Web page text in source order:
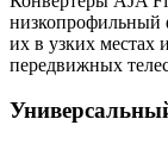
низкопрофильный
их в узких местах
передвижных